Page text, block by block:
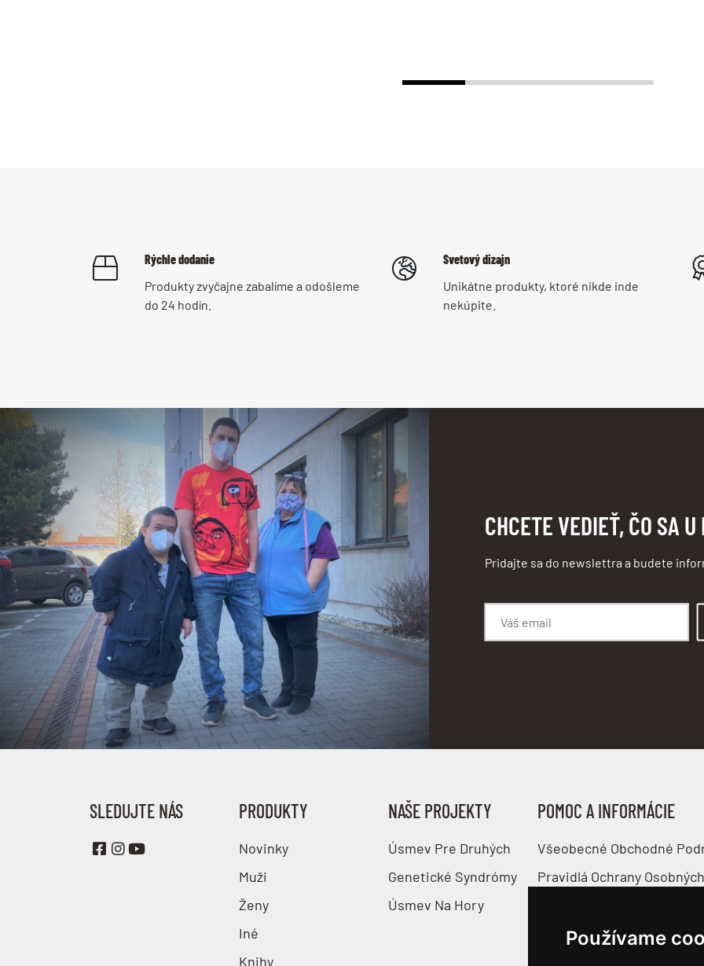
Používame
Rýchle dodanie
Produkty zvyčajne zabalíme a odošleme
do 24 hodín.
Svetový dizajn
Unikátne produkty, ktoré nikde inde
nekúpite.
CHCETE VEDIEŤ, ČO SA
Pridajte sa do newslettra a budete
SLEDUJTE NÁS PRODUKTY
Novinky
Muži
Ženy
Iné
Knihy
NAŠE PROJEKTY
Úsmev Pre Druhých
Genetické Syndrómy
Úsmev Na Hory
POMOC A INFORMÁCIE
Všeobecné Obchodné
Pravidlá Ochrany
Veľkostné Tabuľky